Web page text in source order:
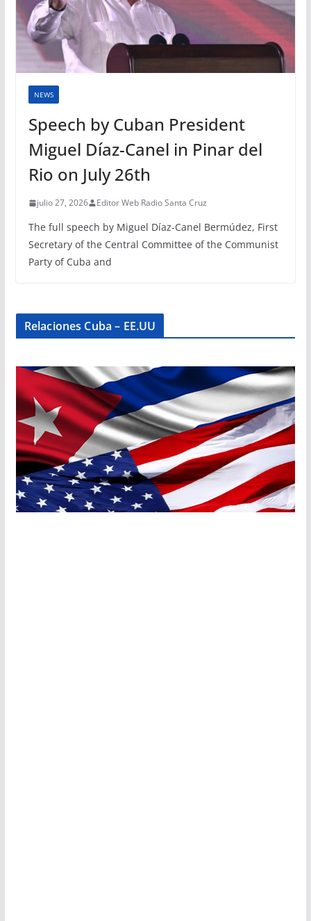
NEWS
Speech by Cuban President
Miguel Díaz-Canel in Pinar del
Rio on July 26th
julio 27, 2026 Editor Web Radio Santa Cruz
The full speech by Miguel Díaz-Canel Bermúdez, First
Secretary of the Central Committee of the Communist
Party of Cuba and
Relaciones Cuba – EE.UU